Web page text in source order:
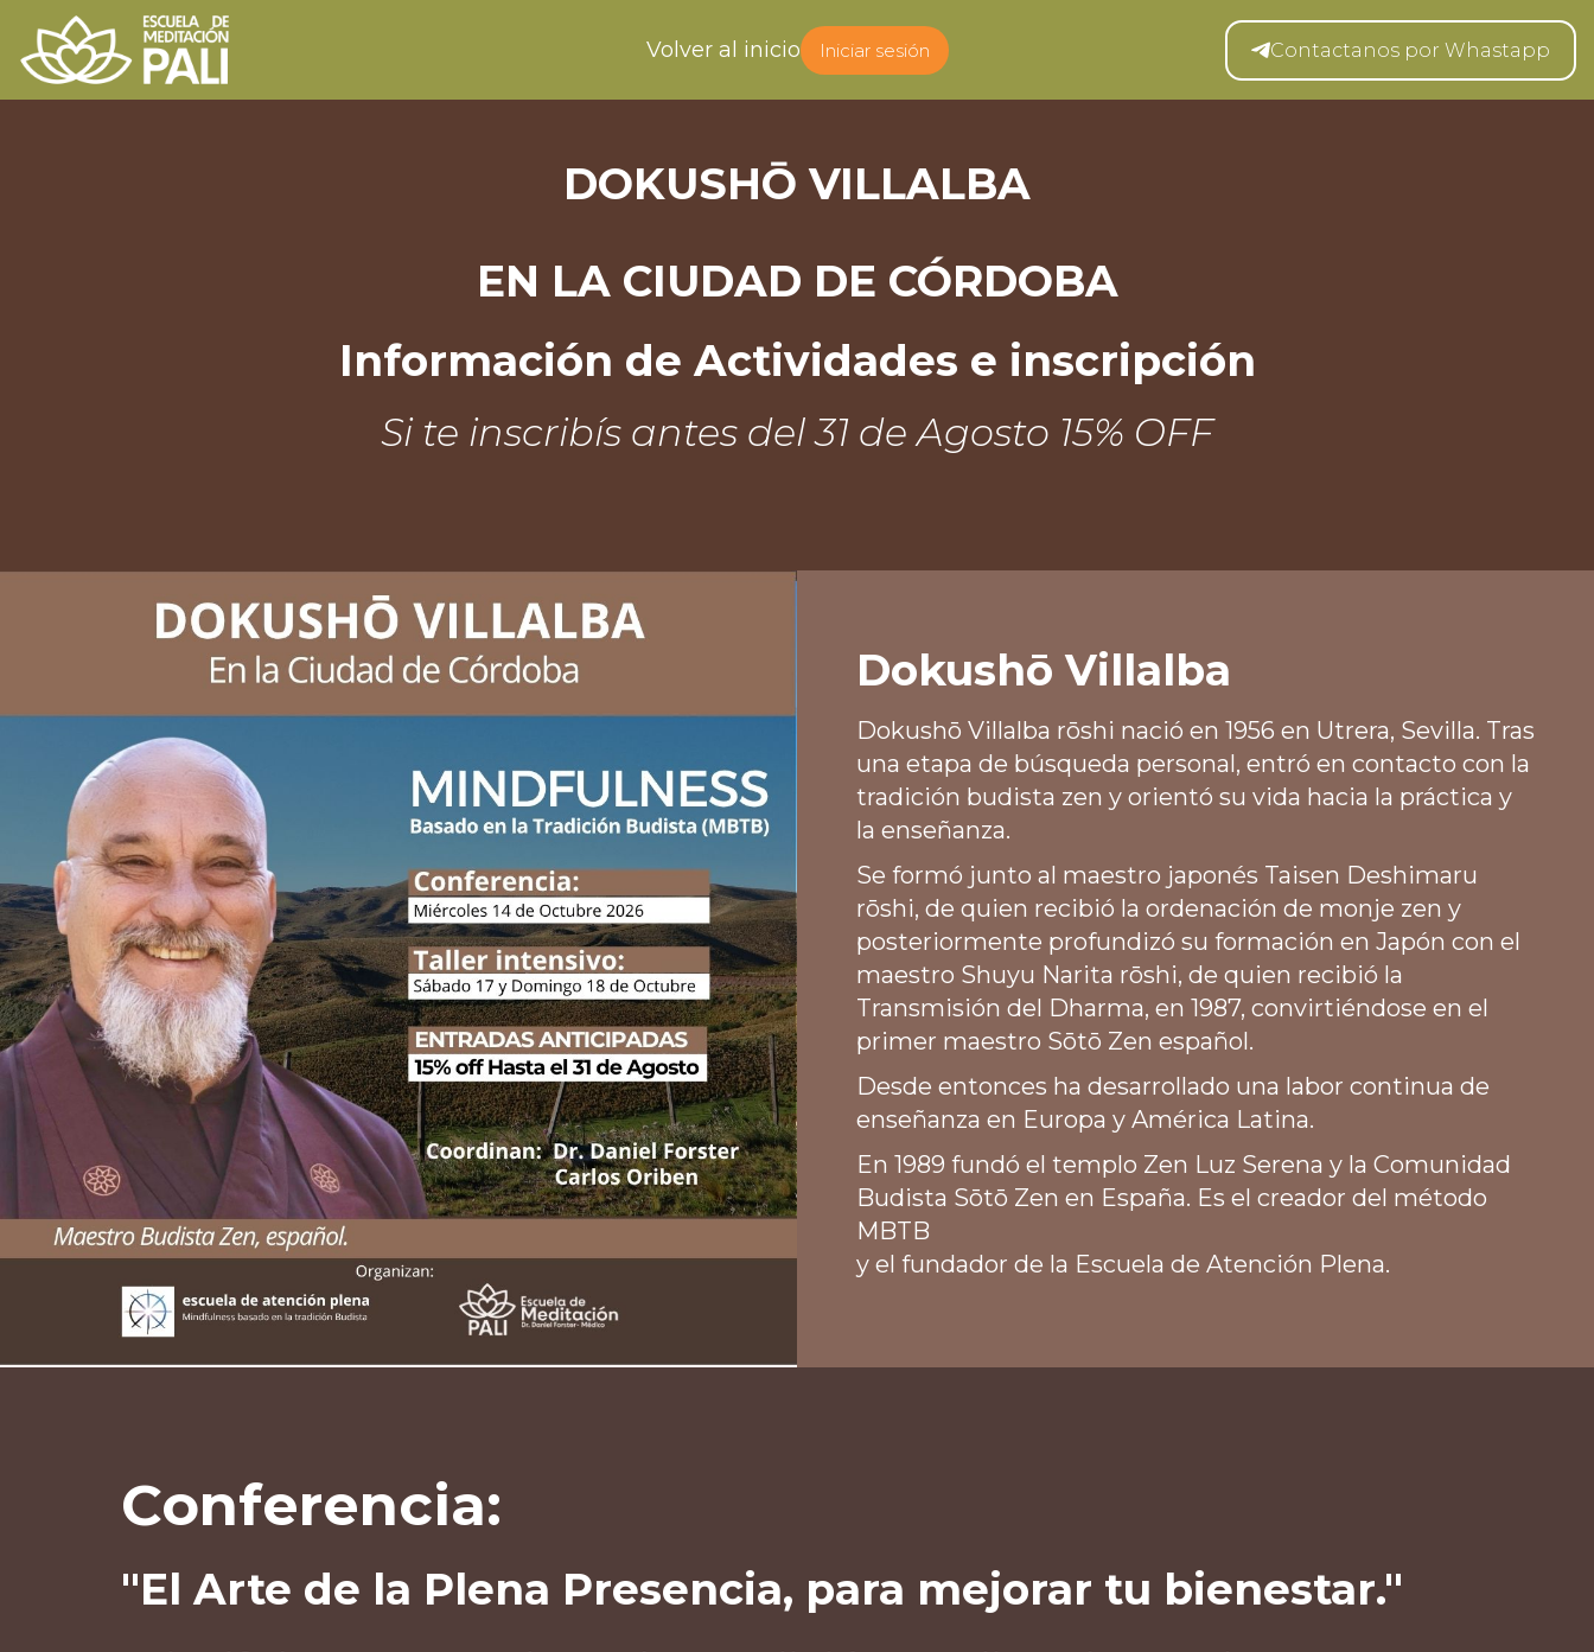
Volver al inicio Iniciar sesión Contactanos por Whastapp
DOKUSHŌ VILLALBA
EN LA CIUDAD DE CÓRDOBA
Información de Actividades e inscripción
Si te inscribís antes del 31 de Agosto 15% OFF
Dokushō Villalba
Dokushō Villalba rōshi nació en 1956 en Utrera, Sevilla. Tras
una etapa de búsqueda personal, entró en contacto con la
tradición budista zen y orientó su vida hacia la práctica y
la enseñanza.
Se formó junto al maestro japonés Taisen Deshimaru
rōshi, de quien recibió la ordenación de monje zen y
posteriormente profundizó su formación en Japón con el
maestro Shuyu Narita rōshi, de quien recibió la
Transmisión del Dharma, en 1987, convirtiéndose en el
primer maestro Sōtō Zen español.
Desde entonces ha desarrollado una labor continua de
enseñanza en Europa y América Latina.
En 1989 fundó el templo Zen Luz Serena y la Comunidad
Budista Sōtō Zen en España. Es el creador del método
MBTB
y el fundador de la Escuela de Atención Plena.
Conferencia:
"El Arte de la Plena Presencia, para mejorar tu bienestar."